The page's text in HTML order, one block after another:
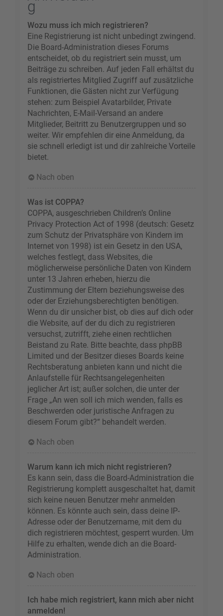
g
Wozu muss ich mich registrieren?
Eine Registrierung ist nicht unbedingt zwingend.
Die Board-Administration dieses Forums
entscheidet, ob du registriert sein musst, um
Beiträge zu schreiben. Auf jeden Fall erhältst du
als registriertes Mitglied Zugriff auf zusätzliche
Funktionen, die Gästen nicht zur Verfügung
stehen: zum Beispiel Avatarbilder, Private
Nachrichten, E-Mail-Versand an andere
Mitglieder, Beitritt zu Benutzergruppen und so
weiter. Wir empfehlen dir eine Anmeldung, da
sie schnell erledigt ist und dir zahlreiche Vorteile
bietet.
Nach oben
Was ist COPPA?
COPPA, ausgeschrieben Children’s Online
Privacy Protection Act of 1998 (deutsch: Gesetz
zum Schutz der Privatsphäre von Kindern im
Internet von 1998) ist ein Gesetz in den USA,
welches festlegt, dass Websites, die
möglicherweise persönliche Daten von Kindern
unter 13 Jahren erheben, hierzu die
Zustimmung der Eltern beziehungsweise des
oder der Erziehungsberechtigten benötigen.
Wenn du dir unsicher bist, ob dies auf dich oder
die Website, auf der du dich zu registrieren
versuchst, zutrifft, ziehe einen rechtlichen
Beistand zu Rate. Bitte beachte, dass phpBB
Limited und der Besitzer dieses Boards keine
Rechtsberatung anbieten kann und nicht die
Anlaufstelle für Rechtsangelegenheiten
jeglicher Art ist; außer solchen, die unter der
Frage „An wen soll ich mich wenden, falls es
Beschwerden oder juristische Anfragen zu
diesem Forum gibt?“ behandelt werden.
Nach oben
Warum kann ich mich nicht registrieren?
Es kann sein, dass die Board-Administration die
Registrierung komplett ausgeschaltet hat, damit
sich keine neuen Benutzer mehr anmelden
können. Es könnte auch sein, dass deine IP-
Adresse oder der Benutzername, mit dem du
dich registrieren möchtest, gesperrt wurden. Um
Hilfe zu erhalten, wende dich an die Board-
Administration.
Nach oben
Ich habe mich registriert, kann mich aber nicht
anmelden!